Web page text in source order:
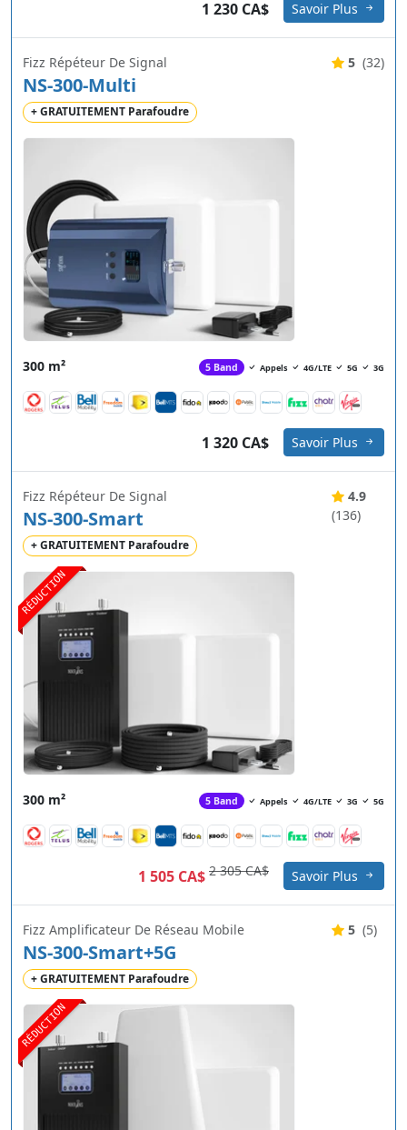
1 230 CA$ Savoir Plus
Fizz Répéteur De Signal
NS-300-Multi
+ GRATUITEMENT Parafoudre
5 (32)
300 m² 5 Band Appels 4G/LTE 5G 3G
1 320 CA$ Savoir Plus
RÉDUCTION
Fizz Répéteur De Signal
NS-300-Smart
+ GRATUITEMENT Parafoudre
4.9
(136)
300 m² 5 Band Appels 4G/LTE 3G 5G
1 505 CA$ 2 305 CA$ Savoir Plus
RÉDUCTION
Fizz Amplificateur De Réseau Mobile
NS-300-Smart+5G
+ GRATUITEMENT Parafoudre
5 (5)